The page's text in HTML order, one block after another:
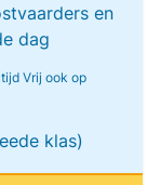
en
dag
Vrij ook op
klas)